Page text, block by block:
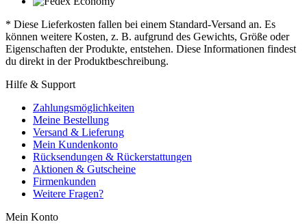
* Diese Lieferkosten fallen bei einem Standard-Versand an. Es
können weitere Kosten, z. B. aufgrund des Gewichts, Größe oder
Eigenschaften der Produkte, entstehen. Diese Informationen findest
du direkt in der Produktbeschreibung.
Hilfe & Support
Zahlungsmöglichkeiten
Meine Bestellung
Versand & Lieferung
Mein Kundenkonto
Rücksendungen & Rückerstattungen
Aktionen & Gutscheine
Firmenkunden
Weitere Fragen?
Mein Konto